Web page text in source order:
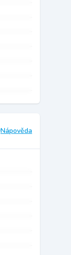
Nápověda